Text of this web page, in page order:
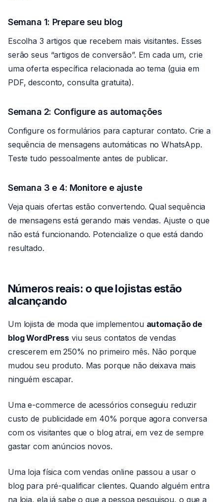
Semana 1: Prepare seu blog
Escolha 3 artigos que recebem mais visitantes. Esses
serão seus “artigos de conversão”. Em cada um, crie
uma oferta específica relacionada ao tema (guia em
PDF, desconto, consulta gratuita).
Semana 2: Configure as automações
Configure os formulários para capturar contato. Crie a
sequência de mensagens automáticas no WhatsApp.
Teste tudo pessoalmente antes de publicar.
Semana 3 e 4: Monitore e ajuste
Veja quais ofertas estão convertendo. Qual sequência
de mensagens está gerando mais vendas. Ajuste o que
não está funcionando. Potencialize o que está dando
resultado.
Números reais: o que lojistas estão
alcançando
Um lojista de moda que implementou automação de
blog WordPress viu seus contatos de vendas
crescerem em 250% no primeiro mês. Não porque
mudou seu produto. Mas porque não deixava mais
ninguém escapar.
Uma e-commerce de acessórios conseguiu reduzir
custo de publicidade em 40% porque agora conversa
com os visitantes que o blog atrai, em vez de sempre
gastar com anúncios novos.
Uma loja física com vendas online passou a usar o
blog para pré-qualificar clientes. Quando alguém entra
na loja, ela já sabe o que a pessoa pesquisou, o que a